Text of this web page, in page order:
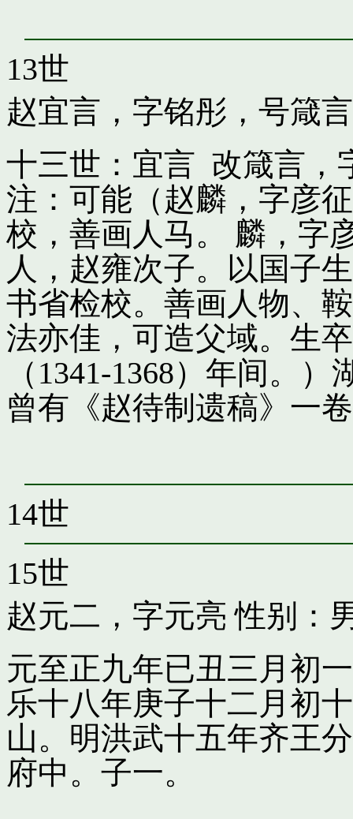
13世
赵宜言，字铭彤，号箴言
十三世：宜言 改箴言，
注：可能（赵麟，字彦
校，善画人马。 麟，字
人，赵雍次子。以国子
书省检校。善画人物、
法亦佳，可造父域。生
（1341-1368）年间。
曾有《赵待制遗稿》一
14世
15世
赵元二，字元亮 性别：
元至正九年已丑三月初
乐十八年庚子十二月初
山。明洪武十五年齐王
府中。子一。